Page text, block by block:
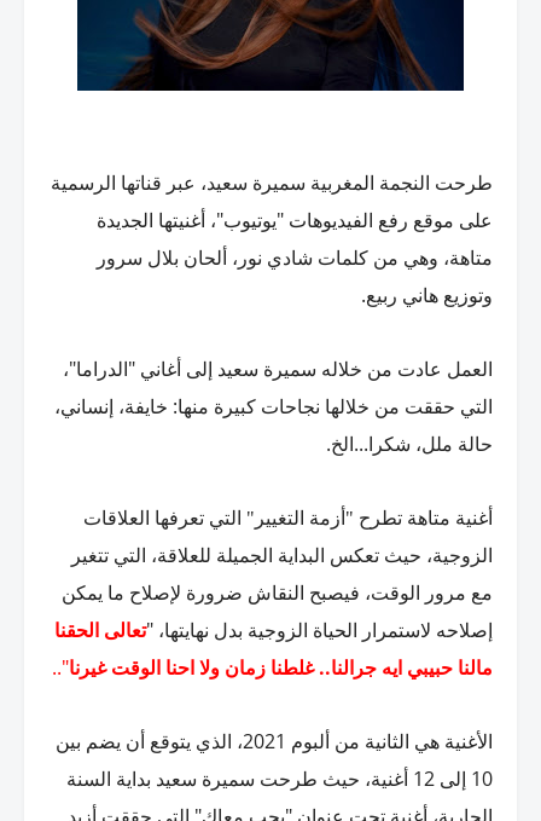
طرحت النجمة المغربية سميرة سعيد، عبر قناتها الرسمية
على موقع رفع الفيديوهات "يوتيوب"، أغنيتها الجديدة
متاهة، وهي من كلمات شادي نور، ألحان بلال سرور
وتوزيع هاني ربيع.
العمل عادت من خلاله سميرة سعيد إلى أغاني " الدراما"،
التي حققت من خلالها نجاحات كبيرة منها: خايفة، إنساني،
حالة ملل، شكرا ...الخ.
أغنية متاهة تطرح "أزمة التغيير" التي تعرفها العلاقات
الزوجية، حيث تعكس البداية الجميلة للعلاقة، التي تتغير
مع مرور الوقت، فيصبح النقاش ضرورة لإصلاح ما يمكن
إصلاحه لاستمرار الحياة الزوجية بدل نهايتها، "تعالى الحقنا
مالنا حبيبي ايه جرالنا..غلطنا زمان ولا احنا الوقت غيرنا"..
الأغنية هي الثانية من ألبوم 2021، الذي يتوقع أن يضم بين
10 إلى 12 أغنية، حيث طرحت سميرة سعيد بداية السنة
الجارية، أغنية تحت عنوان
بحب معاك
التي حققت أزيد